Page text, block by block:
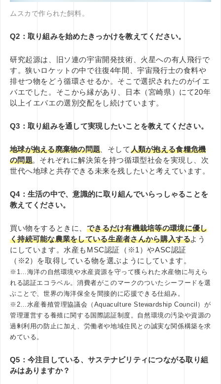
ムスカで作られた飼料。
Q2：取り組みを始めたきっかけを教えてください。
研究起源は、旧ソ連の宇宙開発技術、火星への有人飛行で
す。狭いロケットの中で往復4年間、宇宙飛行士の食料や
排せつ物をどう循環させるか。そこで選択されたのがイエ
バエでした。そこから縁があり、日本（宮崎県）にて20年
以上イエバエの選別交配をし続けています。
Q3：取り組みを通して実現したいことを教えてください。
地球が抱える廃棄物の問題、そして人類が抱える食糧危機
の問題。それぞれに解決策を持つ循環型社会を実現し、次
世代へ地球と共存できる未来を残したいと考えています。
Q4：生活の中で、意識的に取り組んでいらっしゃることを
教えてください。
買い物をするときに、 できるだけ有機栽培等の環境に優し
く持続可能な農業をしている生産者さんから購入するよう
にしています。水産もMSC認証（※1）やASC認証
（※2）を取得している物を選ぶようにしています。
※1…海洋の自然環境や水産資源を守って獲られた水産物に与えら
れる認証エコラベル。消費者がこのマークのついたシーフードを選
ぶことで、世界の海洋保全を間接的に応援できる仕組み。
※2…水産養殖管理協議会（Aquaculture Stewardship Council）が
管理運営する養殖に関する国際認証制度。自然環境の汚染や資源の
過剰利用の防止に加え、労働者や地域住民との誠実な関係構築を求
めている。
Q5：今注目している、サステナビリティにつながる取り組
みはありますか？